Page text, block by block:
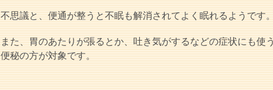
不思議と、便通が整うと不眠も解消されてよく眠れるようです
また、胃のあたりが張るとか、吐き気がするなどの症状にも使
便秘の方が対象です。